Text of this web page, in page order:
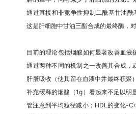
通过直接和非竞争性抑制二酰基甘油酰
这是肝细胞中甘油三酯合成的最终酶，
目前的理论包括烟酸如何显著改善血液
通过两种不同的机制之一改善其合成，
肝脏吸收（使其留在血液中并最终积聚
补充缓释的烟酸（1g）看起来不足以明
管注意到平均粒径减小；HDL的变化-C